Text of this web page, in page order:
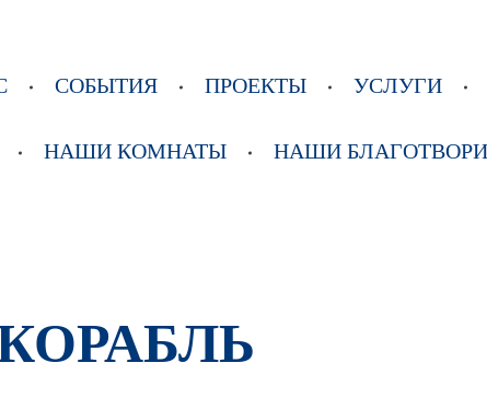
СОБЫТИЯ ПРОЕКТЫ УСЛУГИ
НАШИ КОМНАТЫ НАШИ